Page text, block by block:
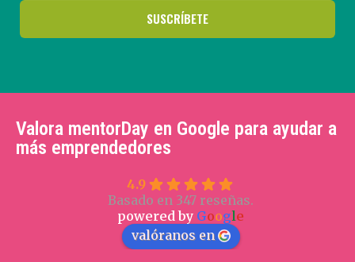
Valora mentorDay en Google para ayudar a
más emprendedores
4.9
Basado en 347 reseñas.
powered by Google
valóranos en